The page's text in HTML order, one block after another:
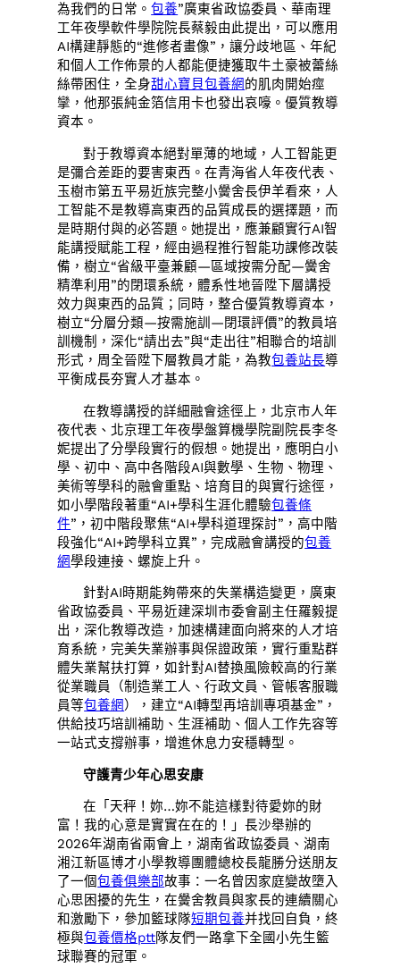
為我們的日常。包養”廣東省政協委員、華南理
工年夜學軟件學院院長蔡毅由此提出，可以應用
AI構建靜態的“進修者畫像”，讓分歧地區、年紀
和個人工作佈景的人都能便捷獲取牛土豪被蕾絲
絲帶困住，全身甜心寶貝包養網的肌肉開始痙
攣，他那張純金箔信用卡也發出哀嚎。優質教導
資本。
對于教導資本絕對單薄的地域，人工智能更
是彌合差距的要害東西。在青海省人年夜代表、
玉樹市第五平易近族完整小黌舍長伊羊看來，人
工智能不是教導高東西的品質成長的選擇題，而
是時期付與的必答題。她提出，應兼顧實行AI智
能講授賦能工程，經由過程推行智能功課修改裝
備，樹立“省級平臺兼顧—區域按需分配—黌舍
精準利用”的閉環系統，體系性地晉陞下層講授
效力與東西的品質；同時，整合優質教導資本，
樹立“分層分類—按需施訓—閉環評價”的教員培
訓機制，深化“請出去”與“走出往”相聯合的培訓
形式，周全晉陞下層教員才能，為教包養站長導
平衡成長夯實人才基本。
在教導講授的詳細融會途徑上，北京市人年
夜代表、北京理工年夜學盤算機學院副院長李冬
妮提出了分學段實行的假想。她提出，應明白小
學、初中、高中各階段AI與數學、生物、物理、
美術等學科的融會重點、培育目的與實行途徑，
如小學階段著重“AI+學科生涯化體驗包養條
件”，初中階段聚焦“AI+學科道理探討”，高中階
段強化“AI+跨學科立異”，完成融會講授的包養
網學段連接、螺旋上升。
針對AI時期能夠帶來的失業構造變更，廣東
省政協委員、平易近建深圳市委會副主任羅毅提
出，深化教導改造，加速構建面向將來的人才培
育系統，完美失業辦事與保證政策，實行重點群
體失業幫扶打算，如針對AI替換風險較高的行業
從業職員（制造業工人、行政文員、管帳客服職
員等包養網），建立“AI轉型再培訓專項基金”，
供給技巧培訓補助、生涯補助、個人工作先容等
一站式支撐辦事，增進休息力安穩轉型。
守護青少年心思安康
在「天秤！妳…妳不能這樣對待愛妳的財
富！我的心意是實實在在的！」長沙舉辦的
2026年湖南省兩會上，湖南省政協委員、湖南
湘江新區博才小學教導團體總校長龍勝分送朋友
了一個包養俱樂部故事：一名曾因家庭變故墮入
心思困擾的先生，在黌舍教員與家長的連續關心
和激勵下，參加籃球隊短期包養并找回自負，終
極與包養價格ptt隊友們一路拿下全國小先生籃
球聯賽的冠軍。